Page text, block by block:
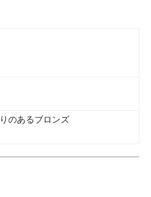
％
りのあるブロンズ